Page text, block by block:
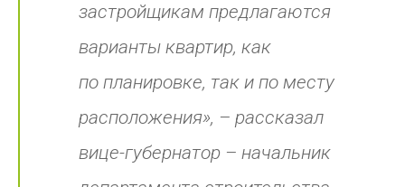
застройщикам предлагаются
варианты квартир, как
по планировке, так и по месту
расположения», – рассказал
вице-губернатор – начальник